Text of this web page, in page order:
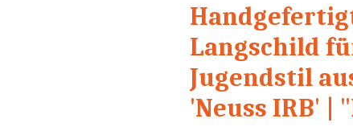
Langschild
Jugendstil
'Neuss IRB' |